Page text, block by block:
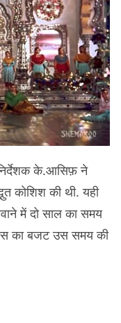
के.आसिफ़ ने
कोशिश की थी. यही
में दो साल का समय
का बजट उस समय की